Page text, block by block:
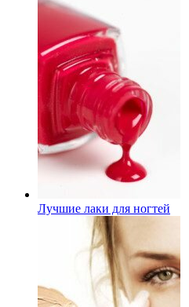
Лучшие лаки для ногтей